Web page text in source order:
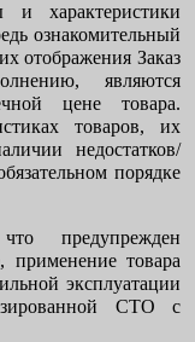
характеристики
ознакомительный
отображения Заказ
являются
цене товара.
товаров, их
недостатков/
порядке
предупрежден
применение товара
эксплуатации
СТО с